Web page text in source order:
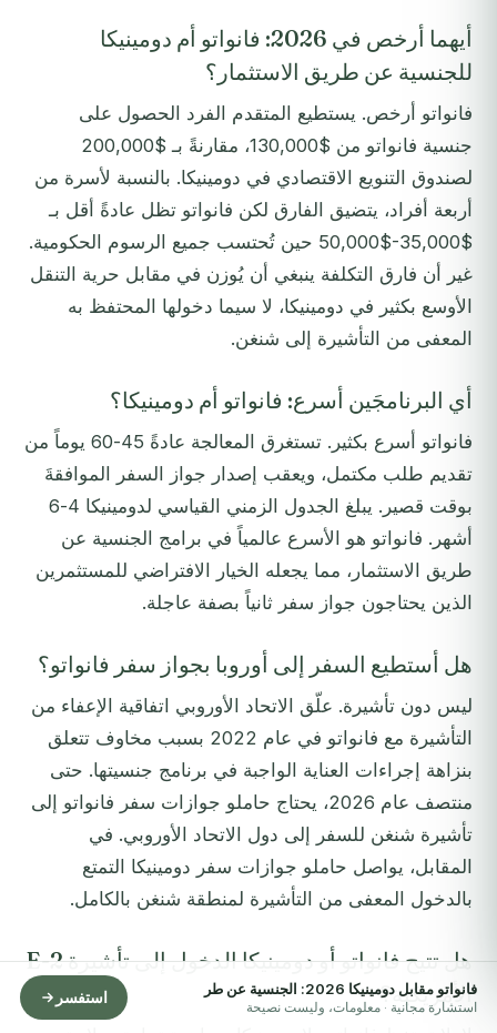
أيهما أرخص في 2026: فانواتو أم دومينيكا
للجنسية عن طريق الاستثمار؟
فانواتو أرخص. يستطيع المتقدم الفرد الحصول على
جنسية فانواتو من $130,000، مقارنةً بـ $200,000
لصندوق التنويع الاقتصادي في دومينيكا. بالنسبة لأسرة من
أربعة أفراد، يتضيق الفارق لكن فانواتو تظل عادةً أقل بـ
$35,000-$50,000 حين تُحتسب جميع الرسوم الحكومية.
غير أن فارق التكلفة ينبغي أن يُوزن في مقابل حرية التنقل
الأوسع بكثير في دومينيكا، لا سيما دخولها المحتفظ به
المعفى من التأشيرة إلى شنغن.
أي البرنامجَين أسرع: فانواتو أم دومينيكا؟
فانواتو أسرع بكثير. تستغرق المعالجة عادةً 45-60 يوماً من
تقديم طلب مكتمل، ويعقب إصدار جواز السفر الموافقةَ
بوقت قصير. يبلغ الجدول الزمني القياسي لدومينيكا 4-6
أشهر. فانواتو هو الأسرع عالمياً في برامج الجنسية عن
طريق الاستثمار، مما يجعله الخيار الافتراضي للمستثمرين
الذين يحتاجون جواز سفر ثانياً بصفة عاجلة.
هل أستطيع السفر إلى أوروبا بجواز سفر فانواتو؟
ليس دون تأشيرة. علّق الاتحاد الأوروبي اتفاقية الإعفاء من
التأشيرة مع فانواتو في عام 2022 بسبب مخاوف تتعلق
بنزاهة إجراءات العناية الواجبة في برنامج جنسيتها. حتى
منتصف عام 2026، يحتاج حاملو جوازات سفر فانواتو إلى
تأشيرة شنغن للسفر إلى دول الاتحاد الأوروبي. في
المقابل، يواصل حاملو جوازات سفر دومينيكا التمتع
بالدخول المعفى من التأشيرة لمنطقة شنغن بالكامل.
هل تتيح فانواتو أو دومينيكا الدخول إلى تأشيرة E-2
الأمريكية؟
فانواتو مقابل دومينيكا 2026: الجنسية عن طر
استشارة مجانية · معلومات، وليست نصيحة
استفسر